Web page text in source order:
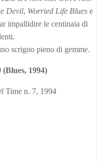
Devil, Worried Life Blues e
impallidire le centinaia di
scrigno pieno di gemme.
1994)
Time n. 7, 1994